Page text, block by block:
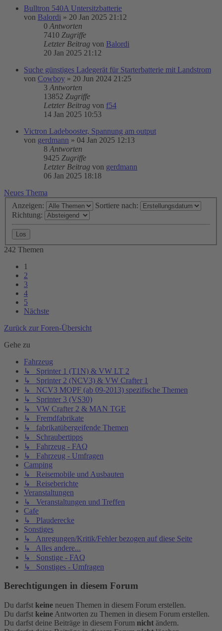
Bulltron 540A Untersitzbatterie
von Balordi » 20 Jan 2025 21:12
0 Antworten
7410 Zugriffe
Letzter Beitrag von Balordi
20 Jan 2025 21:12
Suche günstiges Ladegerät für Starterbatterie mit Landstrom
von Cowboy » 20 Jun 2024 21:25
3 Antworten
13852 Zugriffe
Letzter Beitrag von f54
14 Jan 2025 10:53
Victron Ladebooster, Spannung am output
von gerdmann » 04 Jan 2025 12:13
8 Antworten
9425 Zugriffe
Letzter Beitrag von gerdmann
06 Jan 2025 18:18
Neues Thema
Anzeigen:
Sortiere nach:
Richtung:
242 Themen
1
2
3
4
5
Nächste
Zurück zur Foren-Übersicht
Gehe zu
Fahrzeug
↳ Sprinter 1 (T1N) & VW LT 2
↳ Sprinter 2 (NCV3) & VW Crafter 1
↳ NCV3 MOPF (ab 09-2013) spezifische Themen
↳ Sprinter 3 (VS30)
↳ VW Crafter 2 & MAN TGE
↳ Fremdfabrikate
↳ fabrikatübergeifende Themen
↳ Schraubertipps
↳ Fahrzeug - FAQ
↳ Fahrzeug - Umfragen
Camping
↳ Reisemobile und Ausbauten
↳ Reiseberichte
Veranstaltungen
↳ Veranstaltungen und Treffen
Cafe
↳ Plauderecke
Sonstiges
↳ Anregungen/Kritik/Fehler bezogen auf diese Seite
↳ Alles andere...
↳ Sonstige - FAQ
↳ Sonstiges - Umfragen
Berechtigungen in diesem Forum
Du darfst keine neuen Themen in diesem Forum erstellen.
Du darfst keine Antworten zu Themen in diesem Forum erstellen.
Du darfst deine Beiträge in diesem Forum nicht ändern.